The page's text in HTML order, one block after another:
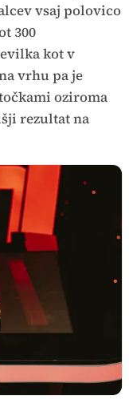
vsaj polovico
300
kot v
vrhu pa je
oziroma
rezultat na